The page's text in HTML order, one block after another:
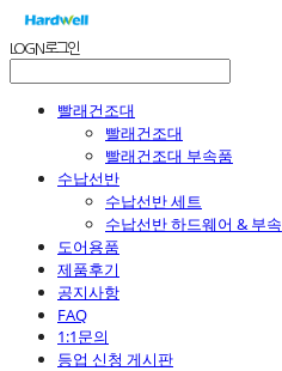
LOG IN로그인
빨래건조대
빨래건조대
빨래건조대 부속품
수납선반
수납선반 세트
수납선반 하드웨어 & 부속
도어용품
제품후기
공지사항
FAQ
1:1문의
등업 신청 게시판